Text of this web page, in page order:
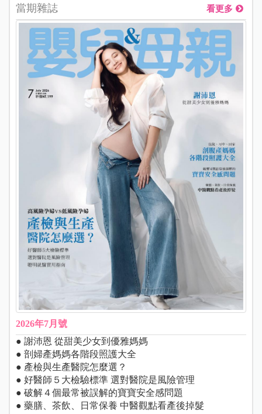
當期雜誌 看更多
2026年7月號
● 謝沛恩 從甜美少女到優雅媽媽
● 剖婦產媽媽各階段照護大全
● 產檢與生產醫院怎麼選？
● 好醫師５大檢驗標準 選對醫院是風險管理
● 破解４個最常被誤解的寶寶安全感問題
● 藥膳、茶飲、日常保養 中醫觀點看產後掉髮